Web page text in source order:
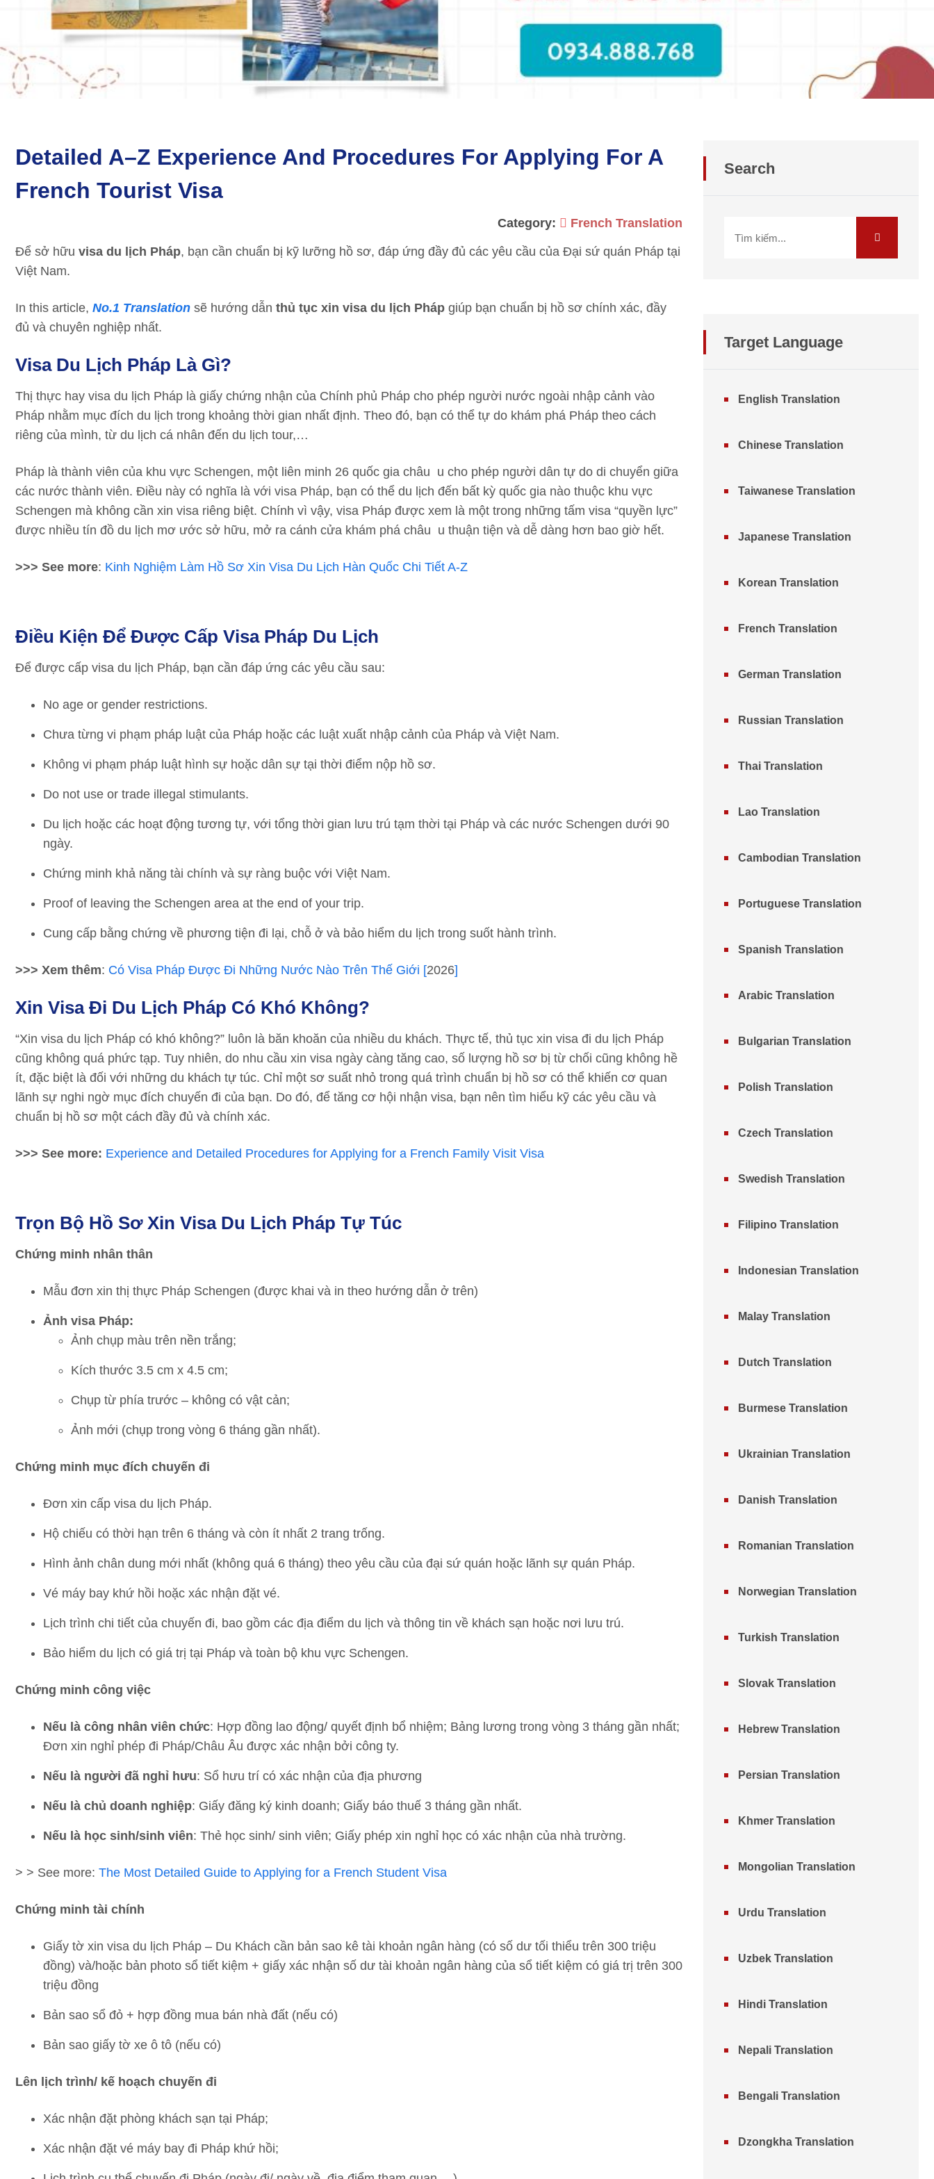
Detailed A–Z Experience And Procedures For Applying For A
French Tourist Visa
Category: French Translation
Để sở hữu visa du lịch Pháp, bạn cần chuẩn bị kỹ lưỡng hồ sơ, đáp ứng đầy đủ các yêu cầu của Đại sứ quán Pháp tại
Việt Nam.
In this article, No.1 Translation sẽ hướng dẫn thủ tục xin visa du lịch Pháp giúp bạn chuẩn bị hồ sơ chính xác, đầy
đủ và chuyên nghiệp nhất.
Visa Du Lịch Pháp Là Gì?
Thị thực hay visa du lịch Pháp là giấy chứng nhận của Chính phủ Pháp cho phép người nước ngoài nhập cảnh vào
Pháp nhằm mục đích du lịch trong khoảng thời gian nhất định. Theo đó, bạn có thể tự do khám phá Pháp theo cách
riêng của mình, từ du lịch cá nhân đến du lịch tour,…
Pháp là thành viên của khu vực Schengen, một liên minh 26 quốc gia châu u cho phép người dân tự do di chuyển giữa
các nước thành viên. Điều này có nghĩa là với visa Pháp, bạn có thể du lịch đến bất kỳ quốc gia nào thuộc khu vực
Schengen mà không cần xin visa riêng biệt. Chính vì vậy, visa Pháp được xem là một trong những tấm visa “quyền lực”
được nhiều tín đồ du lịch mơ ước sở hữu, mở ra cánh cửa khám phá châu u thuận tiện và dễ dàng hơn bao giờ hết.
>>> See more: Kinh Nghiệm Làm Hồ Sơ Xin Visa Du Lịch Hàn Quốc Chi Tiết A-Z
Điều Kiện Để Được Cấp Visa Pháp Du Lịch
Để được cấp visa du lịch Pháp, bạn cần đáp ứng các yêu cầu sau:
No age or gender restrictions.
Chưa từng vi phạm pháp luật của Pháp hoặc các luật xuất nhập cảnh của Pháp và Việt Nam.
Không vi phạm pháp luật hình sự hoặc dân sự tại thời điểm nộp hồ sơ.
Do not use or trade illegal stimulants.
Du lịch hoặc các hoạt động tương tự, với tổng thời gian lưu trú tạm thời tại Pháp và các nước Schengen dưới 90
ngày.
Chứng minh khả năng tài chính và sự ràng buộc với Việt Nam.
Proof of leaving the Schengen area at the end of your trip.
Cung cấp bằng chứng về phương tiện đi lại, chỗ ở và bảo hiểm du lịch trong suốt hành trình.
>>> Xem thêm: Có Visa Pháp Được Đi Những Nước Nào Trên Thế Giới [2026]
Xin Visa Đi Du Lịch Pháp Có Khó Không?
“Xin visa du lịch Pháp có khó không?” luôn là băn khoăn của nhiều du khách. Thực tế, thủ tục xin visa đi du lịch Pháp
cũng không quá phức tạp. Tuy nhiên, do nhu cầu xin visa ngày càng tăng cao, số lượng hồ sơ bị từ chối cũng không hề
ít, đặc biệt là đối với những du khách tự túc. Chỉ một sơ suất nhỏ trong quá trình chuẩn bị hồ sơ có thể khiến cơ quan
lãnh sự nghi ngờ mục đích chuyến đi của bạn. Do đó, để tăng cơ hội nhận visa, bạn nên tìm hiểu kỹ các yêu cầu và
chuẩn bị hồ sơ một cách đầy đủ và chính xác.
>>> See more: Experience and Detailed Procedures for Applying for a French Family Visit Visa
Trọn Bộ Hồ Sơ Xin Visa Du Lịch Pháp Tự Túc
Chứng minh nhân thân
Mẫu đơn xin thị thực Pháp Schengen (được khai và in theo hướng dẫn ở trên)
Ảnh visa Pháp:
Ảnh chụp màu trên nền trắng;
Kích thước 3.5 cm x 4.5 cm;
Chụp từ phía trước – không có vật cản;
Ảnh mới (chụp trong vòng 6 tháng gần nhất).
Chứng minh mục đích chuyến đi
Đơn xin cấp visa du lịch Pháp.
Hộ chiếu có thời hạn trên 6 tháng và còn ít nhất 2 trang trống.
Hình ảnh chân dung mới nhất (không quá 6 tháng) theo yêu cầu của đại sứ quán hoặc lãnh sự quán Pháp.
Vé máy bay khứ hồi hoặc xác nhận đặt vé.
Lịch trình chi tiết của chuyến đi, bao gồm các địa điểm du lịch và thông tin về khách sạn hoặc nơi lưu trú.
Bảo hiểm du lịch có giá trị tại Pháp và toàn bộ khu vực Schengen.
Chứng minh công việc
Nếu là công nhân viên chức: Hợp đồng lao động/ quyết định bổ nhiệm; Bảng lương trong vòng 3 tháng gần nhất;
Đơn xin nghỉ phép đi Pháp/Châu Âu được xác nhận bởi công ty.
Nếu là người đã nghỉ hưu: Sổ hưu trí có xác nhận của địa phương
Nếu là chủ doanh nghiệp: Giấy đăng ký kinh doanh; Giấy báo thuế 3 tháng gần nhất.
Nếu là học sinh/sinh viên: Thẻ học sinh/ sinh viên; Giấy phép xin nghỉ học có xác nhận của nhà trường.
> > See more: The Most Detailed Guide to Applying for a French Student Visa
Chứng minh tài chính
Giấy tờ xin visa du lịch Pháp – Du Khách cần bản sao kê tài khoản ngân hàng (có số dư tối thiểu trên 300 triệu
đồng) và/hoặc bản photo sổ tiết kiệm + giấy xác nhận số dư tài khoản ngân hàng của sổ tiết kiệm có giá trị trên 300
triệu đồng
Bản sao sổ đỏ + hợp đồng mua bán nhà đất (nếu có)
Bản sao giấy tờ xe ô tô (nếu có)
Lên lịch trình/ kế hoạch chuyến đi
Xác nhận đặt phòng khách sạn tại Pháp;
Xác nhận đặt vé máy bay đi Pháp khứ hồi;
Search
Target Language
English Translation
Chinese Translation
Taiwanese Translation
Japanese Translation
Korean Translation
French Translation
German Translation
Russian Translation
Thai Translation
Lao Translation
Cambodian Translation
Portuguese Translation
Spanish Translation
Arabic Translation
Bulgarian Translation
Polish Translation
Czech Translation
Swedish Translation
Filipino Translation
Indonesian Translation
Malay Translation
Dutch Translation
Burmese Translation
Ukrainian Translation
Danish Translation
Romanian Translation
Norwegian Translation
Turkish Translation
Slovak Translation
Hebrew Translation
Persian Translation
Khmer Translation
Mongolian Translation
Urdu Translation
Uzbek Translation
Hindi Translation
Nepali Translation
Bengali Translation
Dzongkha Translation